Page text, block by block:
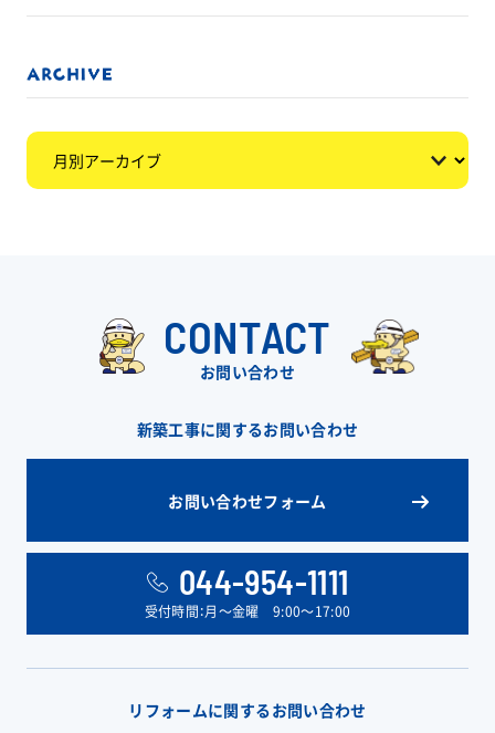
CONTACT
お問い合わせ
新築工事に関するお問い合わせ
お問い合わせフォーム
044-954-1111
受付時間：月〜金曜 9:00〜17:00
リフォームに関するお問い合わせ